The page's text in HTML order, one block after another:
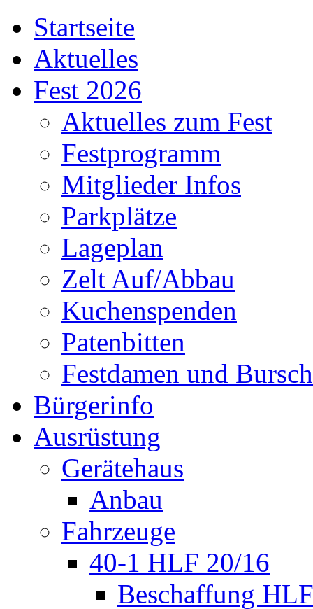
Startseite
Aktuelles
Fest 2026
Aktuelles zum Fest
Festprogramm
Mitglieder Infos
Parkplätze
Lageplan
Zelt Auf/Abbau
Kuchenspenden
Patenbitten
Festdamen und
Bürgerinfo
Ausrüstung
Gerätehaus
Anbau
Fahrzeuge
40-1 HLF 20/16
Beschaffung HLF